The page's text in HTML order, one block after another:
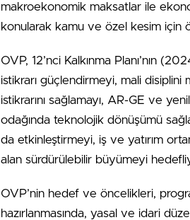
makroekonomik maksatlar ile
konularak kamu ve özel kesim için
OVP, 12’nci Kalkınma Planı’nın
istikrarı güçlendirmeyi, mali
istikrarını sağlamayı, AR-GE ve
odağında teknolojik dönüşümü
da etkinleştirmeyi, iş ve yatırım
alan sürdürülebilir büyümeyi
OVP’nin hedef ve öncelikleri,
hazırlanmasında, yasal ve idari